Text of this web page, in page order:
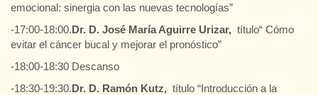
emocional: sinergia con las nuevas tecnologías”
-17:00-18:00.Dr. D. José María Aguirre Urizar, título“ Cómo
evitar el cáncer bucal y mejorar el pronóstico”
-18:00-18:30 Descanso
-18:30-19:30.Dr. D. Ramón Kutz, título “Introducción a la